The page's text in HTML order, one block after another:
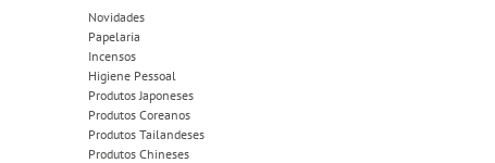
Novidades
Papelaria
Incensos
Higiene Pessoal
Produtos Japoneses
Produtos Coreanos
Produtos Tailandeses
Produtos Chineses